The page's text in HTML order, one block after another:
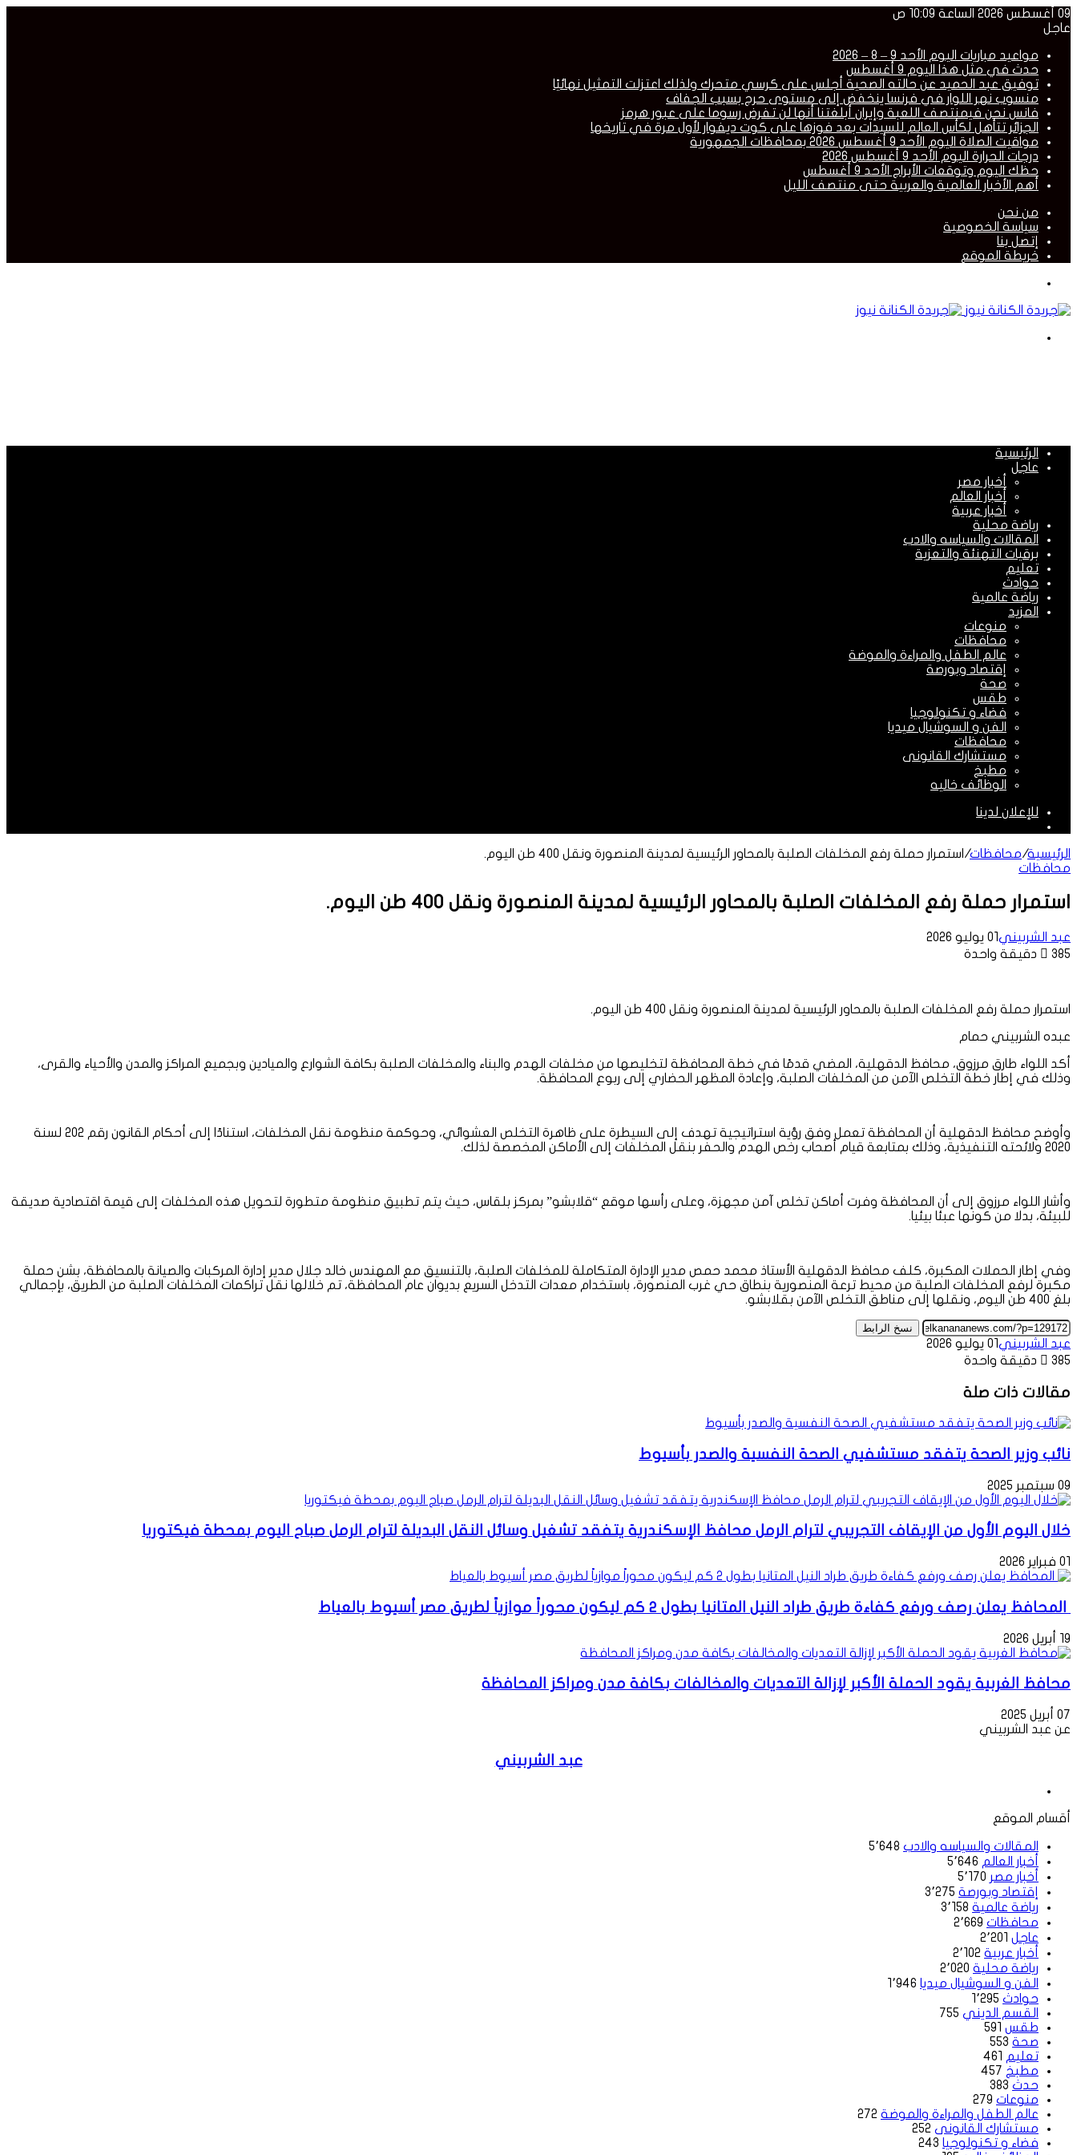
09 أغسطس 2026 الساعة 10:09 ص
عاجل
مواعيد مباريات اليوم الأحد 9 – 8 – 2026
حدث في مثل هذا اليوم 9 أغسطس
توفيق عبد الحميد عن حالته الصحية أجلس على كرسي متحرك ولذلك اعتزلت التمثيل نهائيًا
منسوب نهر اللوار في فرنسا ينخفض إلى مستوى حرج بسبب الجفاف
فانس نحن فيمنتصف اللعبة وإيران أبلغتنا أنها لن تفرض رسوما على عبور هرمز
الجزائر تتأهل لكأس العالم للسيدات بعد فوزها على كوت ديفوار لأول مرة في تاريخها
مواقيت الصلاة اليوم الأحد 9 أغسطس 2026 بمحافظات الجمهورية
درجات الحرارة اليوم الأحد 9 أغسطس 2026
حظك اليوم وتوقعات الأبراج الأحد 9 أغسطس
أهم الأخبار العالمية والعربية حتى منتصف الليل
من نحن
سياسة الخصوصية
إتصل بنا
خريطة الموقع
الرئيسية
عاجل
أخبار مصر
أخبار العالم
أخبار عربية
رياضة محلية
المقالات والسياسه والادب
برقيات التهنئة والتعزية
تعليم
حوادث
رياضة عالمية
المزيد
منوعات
محافظات
عالم الطفل والمراءة والموضة
إقتصاد وبورصة
صحة
طقس
فضاء و تكنولوجيا
الفن و السوشيال ميديا
محافظات
مستشارك القانونى
مطبخ
الوظائف خاليه
للإعلان لدينا
الرئيسية/محافظات/ استمرار حملة رفع المخلفات الصلبة بالمحاور الرئيسية لمدينة المنصورة ونقل 400 طن اليوم.
محافظات
استمرار حملة رفع المخلفات الصلبة بالمحاور الرئيسية لمدينة المنصورة ونقل 400 طن اليوم.
عبد الشربيني01 يوليو 2026
385
دقيقة واحدة
استمرار حملة رفع المخلفات الصلبة بالمحاور الرئيسية لمدينة المنصورة ونقل 400 طن اليوم.
عبده الشربيني حمام
أكد اللواء طارق مرزوق، محافظ الدقهلية، المضي قدمًا في خطة المحافظة لتخليصها من مخلفات الهدم والبناء والمخلفات الصلبة بكافة الشوارع والميادين وبجميع المراكز والمدن والأحياء والقرى،
وذلك في إطار خطة التخلص الآمن من المخلفات الصلبة، وإعادة المظهر الحضاري إلى ربوع المحافظة.
وأوضح محافظ الدقهلية أن المحافظة تعمل وفق رؤية استراتيجية تهدف إلى السيطرة على ظاهرة التخلص العشوائي، وحوكمة منظومة نقل المخلفات، استنادًا إلى أحكام القانون رقم 202 لسنة
2020 ولائحته التنفيذية، وذلك بمتابعة قيام أصحاب رخص الهدم والحفر بنقل المخلفات إلى الأماكن المخصصة لذلك.
وأشار اللواء مرزوق إلى أن المحافظة وفرت أماكن تخلص آمن مجهزة، وعلى رأسها موقع “قلابشو” بمركز بلقاس، حيث يتم تطبيق منظومة متطورة لتحويل هذه المخلفات إلى قيمة اقتصادية صديقة
للبيئة، بدلا من كونها عبئا بيئيا.
وفي إطار الحملات المكبرة، كلف محافظ الدقهلية الأستاذ محمد حمص مدير الإدارة المتكاملة للمخلفات الصلبة، بالتنسيق مع المهندس خالد جلال مدير إدارة المركبات والصيانة بالمحافظة، بشن حملة
مكبرة لرفع المخلفات الصلبة من محيط ترعة المنصورية بنطاق حي غرب المنصورة، باستخدام معدات التدخل السريع بديوان عام المحافظة، تم خلالها نقل تراكمات المخلفات الصلبة من الطريق، بإجمالي
بلغ 400 طن اليوم، ونقلها إلى مناطق التخلص الآمن بقلابشو.
نسخ الرابط
عبد الشربيني01 يوليو 2026
385
دقيقة واحدة
مقالات ذات صلة
نائب وزير الصحة يتفقد مستشفيي الصحة النفسية والصدر بأسيوط
09 سبتمبر 2025
خلال اليوم الأول من الإيقاف التجريبي لترام الرمل محافظ الإسكندرية يتفقد تشغيل وسائل النقل البديلة لترام الرمل صباح اليوم بمحطة فيكتوريا
01 فبراير 2026
المحافظ يعلن رصف ورفع كفاءة طريق طراد النيل المتانيا بطول 2 كم ليكون محوراً موازياً لطريق مصر أسيوط بالعياط
19 أبريل 2026
محافظ الغربية يقود الحملة الأكبر لإزالة التعديات والمخالفات بكافة مدن ومراكز المحافظة
07 أبريل 2025
عن عبد الشربيني
عبد الشربيني
أقسام الموقع
المقالات والسياسه والادب 5٬648
أخبار العالم 5٬646
أخبار مصر 5٬170
إقتصاد وبورصة 3٬275
رياضة عالمية 3٬158
محافظات 2٬669
عاجل 2٬201
أخبار عربية 2٬102
رياضة محلية 2٬020
الفن و السوشيال ميديا 1٬946
حوادث 1٬295
القسم الديني 755
طقس 591
صحة 553
تعليم 461
مطبخ 457
حدث 383
منوعات 279
عالم الطفل والمراءة والموضة 272
مستشارك القانونى 252
فضاء و تكنولوجيا 243